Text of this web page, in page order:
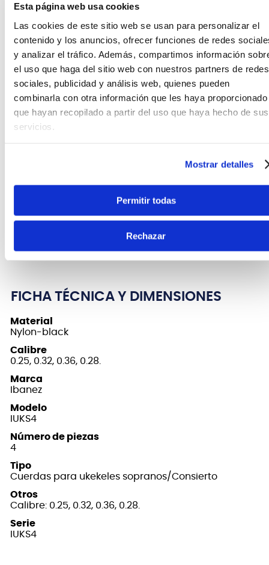
Esta página web usa cookies
Las cookies de este sitio web se usan para personalizar el
contenido y los anuncios, ofrecer funciones de redes
y analizar el tráfico. Además, compartimos información
el uso que haga del sitio web con nuestros partners de redes
sociales, publicidad y análisis web, quienes pueden
combinarla con otra información que les haya proporcionado
que hayan recopilado a partir del uso que haya hecho de sus
servicios.
Mostrar detalles
Permitir todas
Rechazar
CARACTERÍSTICAS DEL PRODUCTO
CUERDAS IBANEZ PARA UKELELES
SOPRANOS/CONCIERTO IUKS4
Las cuerdas
ukeleles sopranos y conciertos, diseñadas para
de sonido. Las cuerdas de ukelele Ibanez
proporcionan un tono suave y rico con un ataque
entre los expertos en ukeleles.
FICHA TÉCNICA Y DIMENSIONES
Material
Nylon-black
Calibre
0.25, 0.32, 0.36, 0.28.
Marca
Ibanez
Modelo
IUKS4
Número de piezas
4
Tipo
Cuerdas para ukekeles sopranos/Consierto
Otros
Calibre: 0.25, 0.32, 0.36, 0.28.
Serie
IUKS4